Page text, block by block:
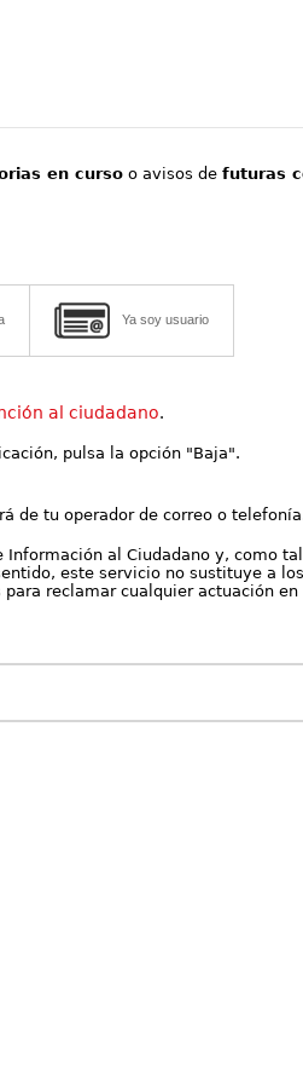
en curso o avisos defuturas
Ya soy usuario
al ciudadano.
pulsa la opción "Baja".
de tu operador de correo o
al Ciudadano y, como
este servicio no sustituye a
reclamar cualquier actuación